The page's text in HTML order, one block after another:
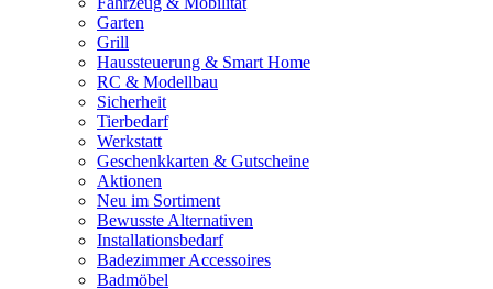
Garten
Grill
Haussteuerung & Smart Home
RC & Modellbau
Sicherheit
Tierbedarf
Werkstatt
Geschenkkarten & Gutscheine
Aktionen
Neu im Sortiment
Bewusste Alternativen
Installationsbedarf
Badezimmer Accessoires
Badmöbel